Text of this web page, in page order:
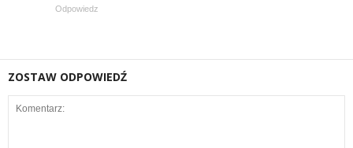
Odpowiedz
ZOSTAW ODPOWIEDŹ